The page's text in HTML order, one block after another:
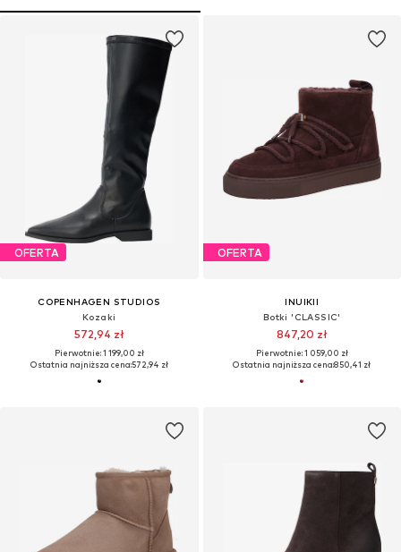
OFERTA
COPENHAGEN STUDIOS
Kozaki
572,94 zł
Pierwotnie: 1 199,00 zł
Ostatnia najniższa cena:572,94 zł
OFERTA
INUIKII
Botki 'CLASSIC'
847,20 zł
Pierwotnie: 1 059,00 zł
Ostatnia najniższa cena:850,41 zł